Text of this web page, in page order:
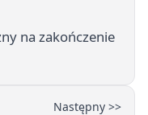
na zakończenie
Następny >>